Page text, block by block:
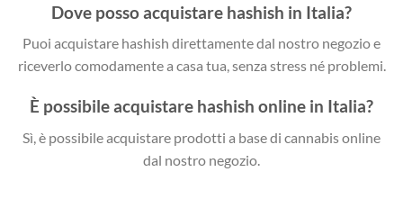
Dove posso acquistare hashish in Italia?
Puoi acquistare hashish direttamente dal nostro negozio e
riceverlo comodamente a casa tua, senza stress né problemi.
È possibile acquistare hashish online in Italia?
Sì, è possibile acquistare prodotti a base di cannabis online
dal nostro negozio.